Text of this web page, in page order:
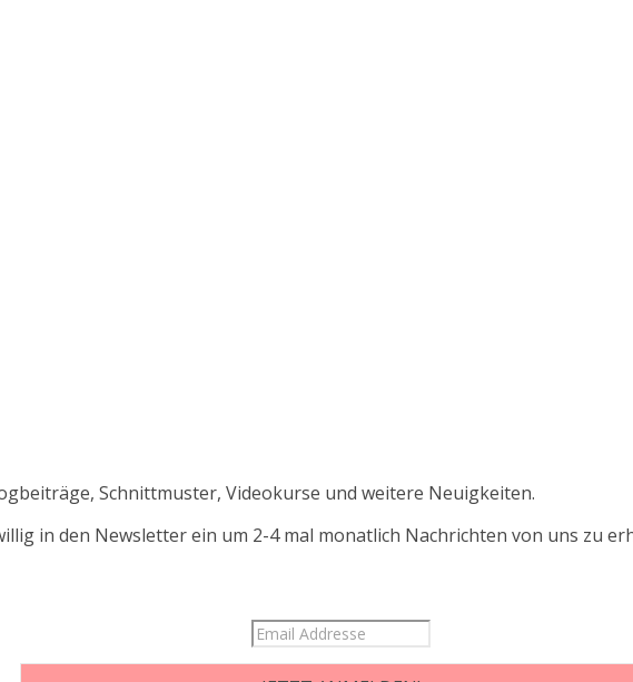
Schnittmuster, Videokurse und weitere Neuigkeiten.
in den Newsletter ein um 2-4 mal monatlich Nachrichten von uns zu